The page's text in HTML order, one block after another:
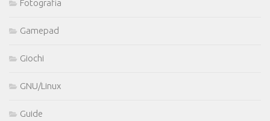
Fotografia
Gamepad
Giochi
GNU/Linux
Guide